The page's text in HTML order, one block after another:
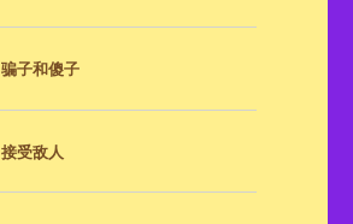
骗子和傻子
接受敌人